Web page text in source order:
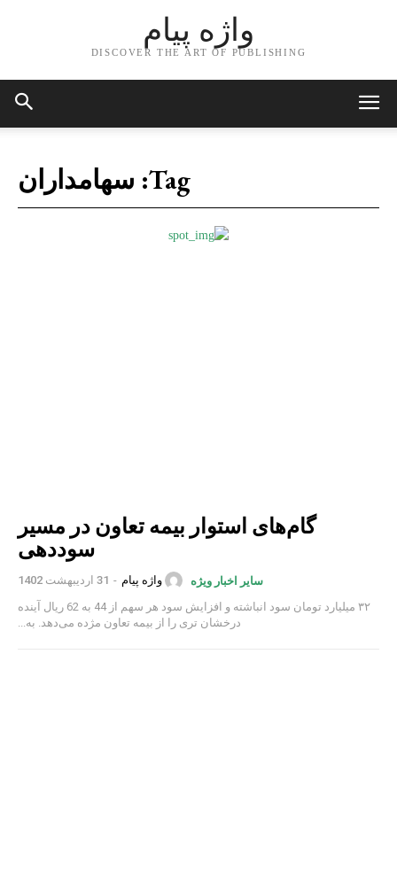
واژه پیام
DISCOVER THE ART OF PUBLISHING
Tag: سهامداران
گام‌های استوار بیمه تعاون در مسیر
سوددهی
سایر اخبار ویژه واژه پیام - 31 اردیبهشت 1402
۳۲ میلیارد تومان سود انباشته و افزایش سود هر سهم از 44 به 62 ریال آینده
درخشان تری را از بیمه تعاون مژده می‌دهد. به...